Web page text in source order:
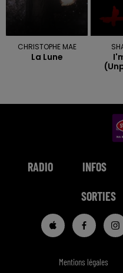
CHRISTOPHE MAE
La Lune
RADIO INFOS
SORTIES
Mentions légales